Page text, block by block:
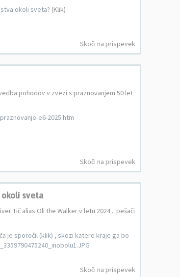
okoli sveta? (Klik)
Skoči na prispevek
pohodov v zvezi s praznovanjem 50 let
e6-2025.htm
Skoči na prispevek
sveta
Tič alias Oli the Walker v letu 2024 .. pešači
je sporočil (klik) , skozi katere kraje ga bo
Skoči na prispevek